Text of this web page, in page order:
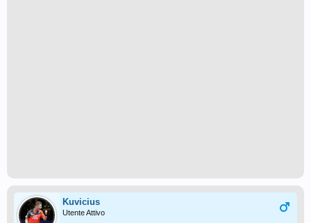
Kuvicius
Utente Attivo